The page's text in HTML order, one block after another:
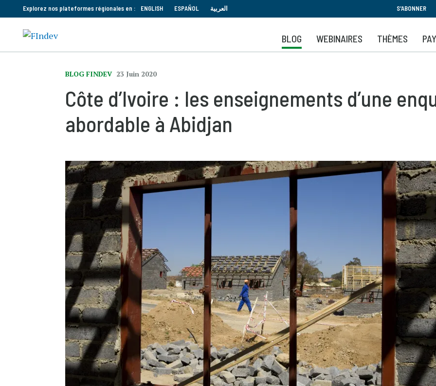
au
contenu
principal
Explorez nos plateformes régionales en : ENGLISH ESPAÑOL العربية S'ABONNER
BLOG WEBINAIRES THÈMES
BLOG FINDEV 23 Juin 2020
Côte d’Ivoire : les enseignements d’une
abordable à Abidjan